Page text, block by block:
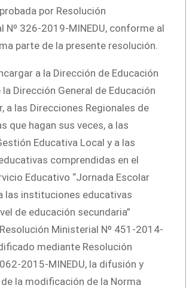
por Resolución
Nº 326-2019-MINEDU, conforme al
parte de la presente resolución.
a la Dirección de Educación
Dirección General de Educación
a las Direcciones Regionales de
que hagan sus veces, a las
Educativa Local y a las
comprendidas en el
Educativo “Jornada Escolar
las instituciones educativas
de educación secundaria”
Ministerial Nº 451-2014-
mediante Resolución
2015-MINEDU, la difusión y
la modificación de la Norma